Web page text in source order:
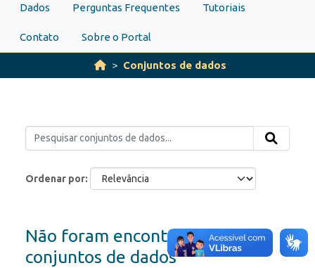
Dados Perguntas Frequentes Tutoriais
Contato Sobre o Portal
Conjuntos de dados
Ordenar por
Não foram encontrados
conjuntos de dados